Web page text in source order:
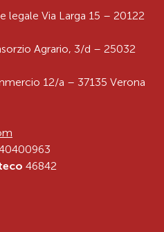
legale Via Larga 15 – 20122
Agrario, 3/d – 25032
12/a – 37135 Verona
46842